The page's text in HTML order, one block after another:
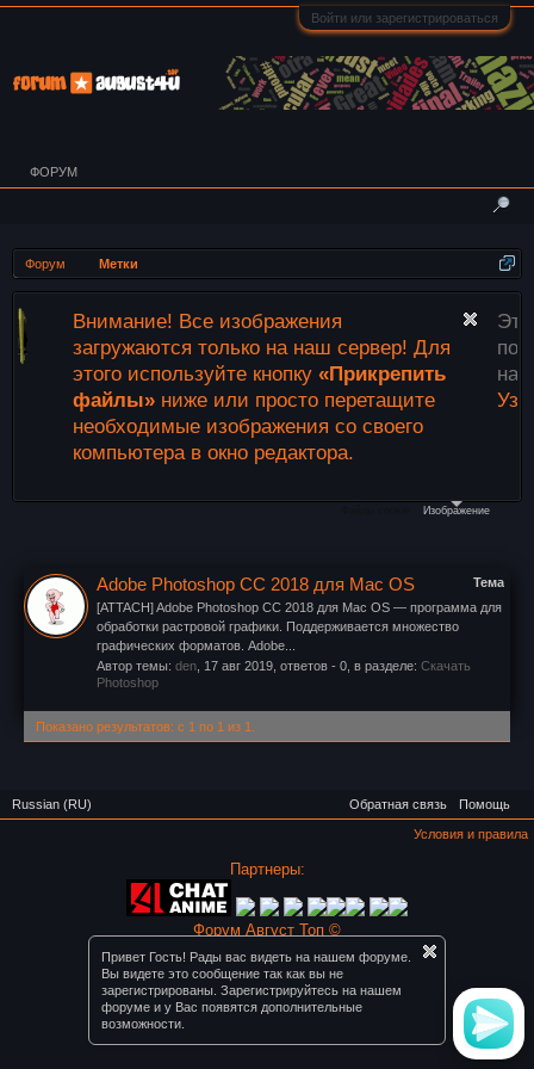
Войти или зарегистрироваться
Форум Метки
Все изображения
только на наш сервер! Для
кнопку«Прикрепить
ниже или просто перетащите
изображения со своего
в окно редактора.
Этот сайт
пользоваться
на
Узнать больше.
Изображение
Привет Гость! Рады вас видеть на нашем форуме.
Вы видете это сообщение так как вы не
зарегистрированы. Зарегистрируйтесь на нашем
форуме и у Вас появятся дополнительные
возможности.
Тема
Adobe Photoshop СС 2018 для Mac OS
[ATTACH] Adobe Photoshop СС 2018 для Mac OS — программа для
обработки растровой графики. Поддерживается множество
графических форматов. Adobe...
Автор темы: den 17 авг 2019 , ответов - 0, в разделе: Скачать
Photoshop
Показано результатов: с 1 по 1 из 1.
ФОРУМ
Russian (RU) Обратная связь Помощь
Условия и правила
Партнеры:
Форум Август Топ ©